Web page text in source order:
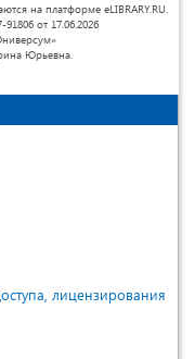
на платформе eLIBRARY.RU.
от 17.06.2026
Юрьевна.
лицензирования